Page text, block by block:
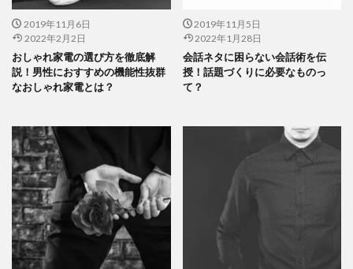
2019年11月6日
2022年2月2日
おしゃれ家電の選び方を徹底解
説！男性におすすめの機能性抜群
なおしゃれ家電とは？
2019年11月5日
2022年1月28日
会話ネタに困らない会話術を伝
授！話題づくりに必要なものっ
て？